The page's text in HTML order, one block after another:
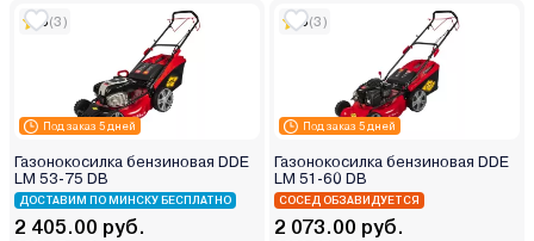
Под заказ 5 дней
5(3)
Газонокосилка бензиновая DDE
LM 53-75 DB
ДОСТАВИМ ПО МИНСКУ БЕСПЛАТНО
2 405.00 руб.
Под заказ 5 дней
5(3)
Газонокосилка бензиновая DDE
LM 51-60 DB
СОСЕД ОБЗАВИДУЕТСЯ
2 073.00 руб.